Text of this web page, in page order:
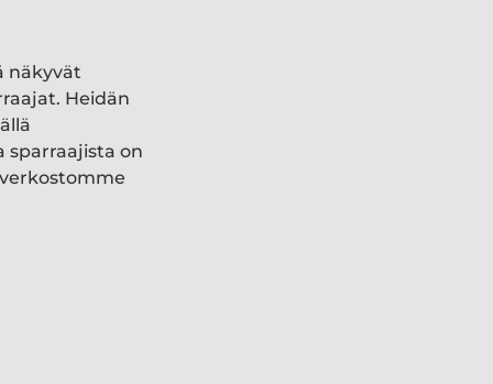
näkyvät
Heidän
sparraajista on